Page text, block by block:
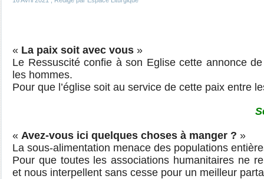
« La paix soit avec vous »
Le Ressuscité confie à son Eglise cette annonce
les hommes.
Pour que l’église soit au service de cette paix entre
« Avez-vous ici quelques choses à manger ? »
La sous-alimentation menace des populations
Pour que toutes les associations humanitaires ne
et nous interpellent sans cesse pour un meilleur